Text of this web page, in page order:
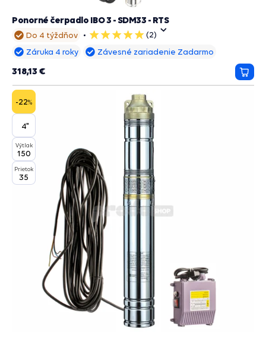
Do 4 týždňov
5
hviezdičiek
(2)
Ponorné čerpadlo IBO 3 - SDM33 - RTS
Záruka 4 roky Závesné zariadenie Zadarmo
318,13 €
do
-22%
4"
Výtlak
150
Prietok
35